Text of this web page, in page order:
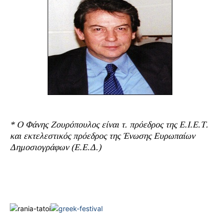
* Ο Φάνης Ζουρόπουλος είναι τ. πρόεδρος της Ε.Ι.Ε.Τ.
και εκτελεστικός πρόεδρος της Ένωσης Ευρωπαίων
Δημοσιογράφων (Ε.Ε.Δ.)